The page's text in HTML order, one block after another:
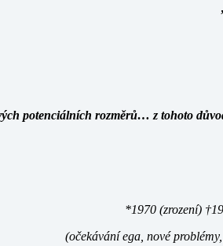
potenciálních rozměrů… z tohoto
*1970 (zrození)
(očekávání ega, nové